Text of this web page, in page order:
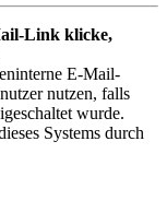
Link klicke,
E-Mail-
nutzen, falls
wurde.
Systems durch